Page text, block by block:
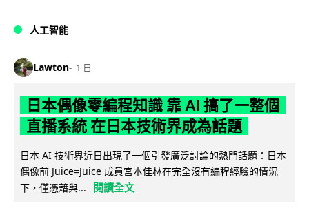
人工智能
Lawton 1 日
日本偶像零編程知識 靠 AI 搞了一整個
直播系統 在日本技術界成為話題
日本 AI 技術界近日出現了一個引發廣泛討論的熱門話題：日本
偶像前 Juice=Juice 成員宮本佳林在完全沒有編程經驗的情況
下，僅憑藉與...
閱讀全文